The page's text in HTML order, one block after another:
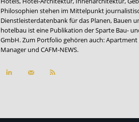
Philosophien stehen im Mittelpunkt
Dienstleisterdatenbank für das Planen, Bauen
hotelbau ist eine Publikation der Sparte Bau-
GmbH. Zum Portfolio gehören auch:
Manager und CAFM-NEWS.